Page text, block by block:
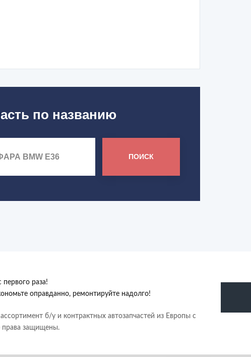
по названию
ПОИСК
раза!
оправданно, ремонтируйте надолго!
б/у и контрактных автозапчастей из Европы с
права защищены.